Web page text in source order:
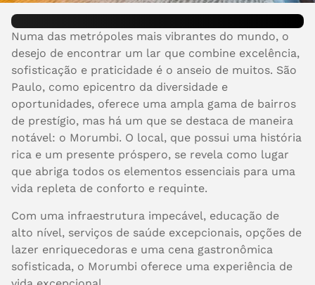
Numa das metrópoles mais vibrantes do mundo, o
desejo de encontrar um lar que combine excelência,
sofisticação e praticidade é o anseio de muitos. São
Paulo, como epicentro da diversidade e
oportunidades, oferece uma ampla gama de bairros
de prestígio, mas há um que se destaca de maneira
notável: o Morumbi. O local, que possui uma história
rica e um presente próspero, se revela como lugar
que abriga todos os elementos essenciais para uma
vida repleta de conforto e requinte.
Com uma infraestrutura impecável, educação de
alto nível, serviços de saúde excepcionais, opções de
lazer enriquecedoras e uma cena gastronômica
sofisticada, o Morumbi oferece uma experiência de